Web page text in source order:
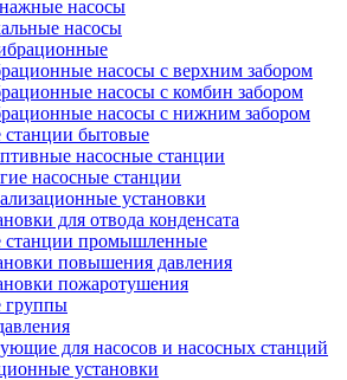
насосы
насосы
насосы с верхним забором
насосы с комбин забором
насосы с нижним забором
станции бытовые
насосные станции
насосные станции
установки
для отвода конденсата
станции промышленные
повышения давления
пожаротушения
группы
для насосов и насосных станций
установки